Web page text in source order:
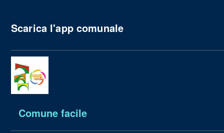
Scarica l'app comunale
Comune facile